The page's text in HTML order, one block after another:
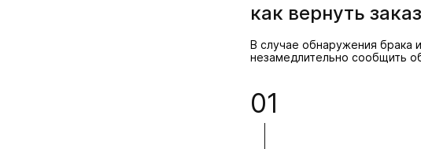
как вернуть
В случае обнаружения брака
незамедлительно сообщить
01